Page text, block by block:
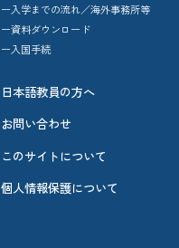
ー入学までの流れ／海外事務所等
ー資料ダウンロード
ー入国手続
日本語教員の方へ
お問い合わせ
このサイトについて
個人情報保護について